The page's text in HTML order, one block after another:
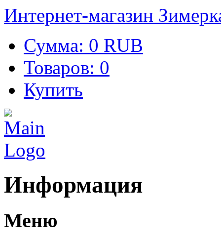
Интернет-магазин
Сумма: 0 RUB
Товаров: 0
Купить
Информация
Меню